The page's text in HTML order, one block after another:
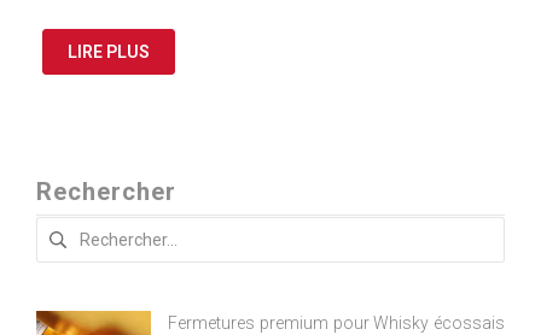
LIRE PLUS
Rechercher
Rechercher :
Fermetures premium pour Whisky écossais